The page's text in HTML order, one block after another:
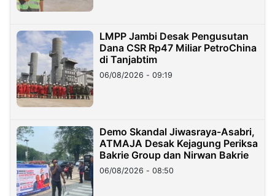
LMPP Jambi Desak Pengusutan
Dana CSR Rp47 Miliar PetroChina
di Tanjabtim
06/08/2026 - 09:19
Demo Skandal Jiwasraya-Asabri,
ATMAJA Desak Kejagung Periksa
Bakrie Group dan Nirwan Bakrie
06/08/2026 - 08:50